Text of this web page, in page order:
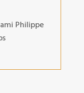
Philippe